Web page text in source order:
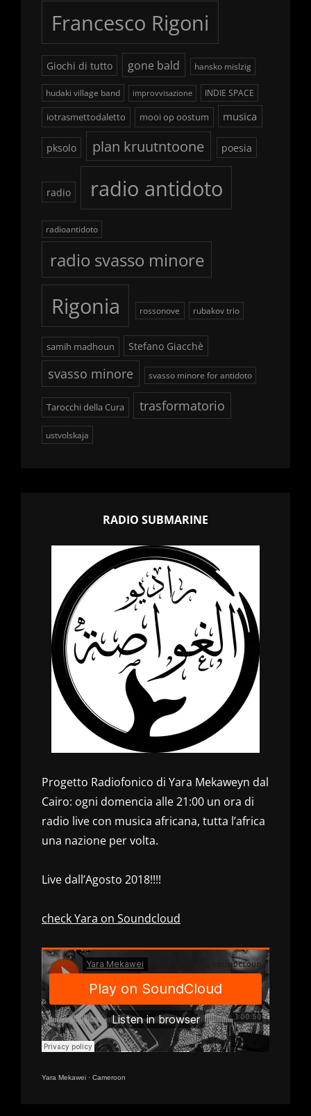
Francesco Rigoni
Giochi di tutto gone bald hansko mislzig
hudaki village band improvvisazione INDIE SPACE
iotrasmettodaletto mooi op oostum musica
pksolo plan kruutntoone poesia
radio radio antidoto
radioantidoto
radio svasso minore
Rigonia rossonove rubakov trio
samih madhoun Stefano Giacchè
svasso minore svasso minore for antidoto
Tarocchi della Cura trasformatorio
ustvolskaja
RADIO SUBMARINE
Progetto Radiofonico di Yara Mekaweyn dal
Cairo: ogni domencia alle 21:00 un ora di
radio live con musica africana, tutta l’africa
una nazione per volta.
Live dall’Agosto 2018!!!!
check Yara on Soundcloud
Yara Mekawei · Cameroon